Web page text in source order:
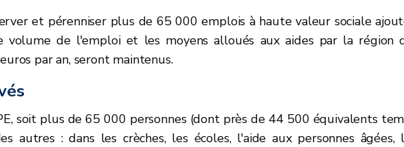
et pérenniser plus de 65 000 emplois à haute valeur sociale
volume de l'emploi et les moyens alloués aux aides par la région
par an, seront maintenus.
soit plus de 65 000 personnes (dont près de 44 500 équivalents
autres : dans les crèches, les écoles, l'aide aux personnes âgées,